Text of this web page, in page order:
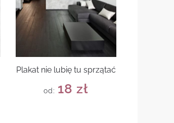
Plakat nie lubię tu sprzątać
od: 18zł